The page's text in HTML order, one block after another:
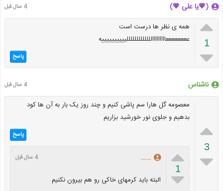
(💗یا علی 💗) 4 سال قبل

1

همه ی نظر ها درست است
ععععععععااااااااالللللللللللللییییییییییه
پاسخ
ناشناس 4 سال قبل

3

معصومه گل هارا سم پاشی کنیم و چند روز یک بار به آن ها کود
بدهیم و جلوی نور خورشید بزاریم
پاسخ

1

..... 4 سال قبل
البته باید کرمهای خاکی رو هم بیرون نکنیم